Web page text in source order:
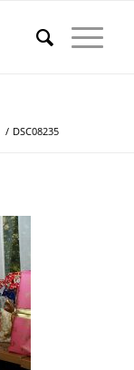
/ DSC08235